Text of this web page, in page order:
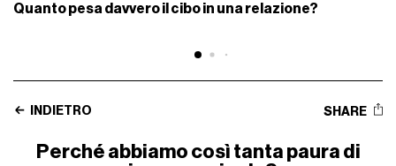
Quanto pesa davvero il cibo in una relazione?
INDIETRO SHARE
Perché abbiamo così tanta paura di